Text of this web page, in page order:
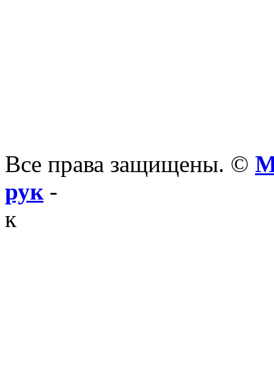
Все права защищены. ©
рук-
к